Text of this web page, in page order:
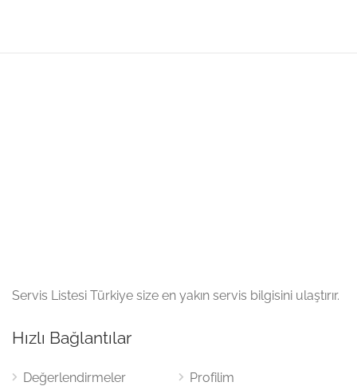
Servis Listesi Türkiye size en yakın servis bilgisini ulaştırır.
Hızlı Bağlantılar
Değerlendirmeler
Profilim